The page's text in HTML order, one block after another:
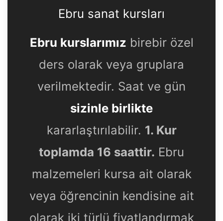
Ebru sanat kursları
Ebru kurslarımız birebir özel
ders olarak veya gruplara
verilmektedir. Saat ve gün
sizinle birlikte
kararlaştırılabilir. 1. Kur
toplamda 16 saattir. Ebru
malzemeleri kursa ait olarak
veya öğrencinin kendisine ait
olarak iki türlü fiyatlandırmak